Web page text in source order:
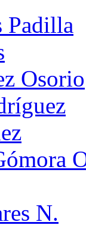
Padilla
Osorio
N.